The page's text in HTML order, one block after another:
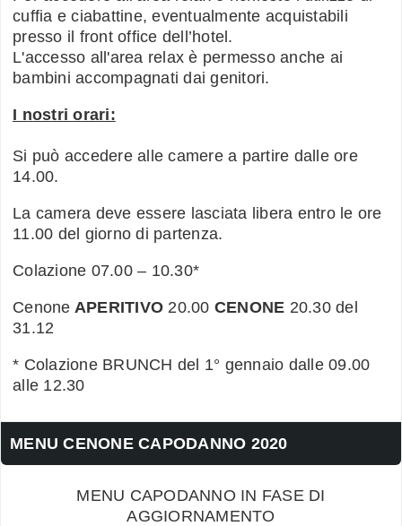
cuffia e ciabattine, eventualmente acquistabili
presso il front office dell’hotel.
L'accesso all'area relax è permesso anche ai
bambini accompagnati dai genitori.
I nostri orari:
Si può accedere alle camere a partire dalle ore
14.00.
La camera deve essere lasciata libera entro le ore
11.00 del giorno di partenza.
Colazione 07.00 – 10.30*
Cenone APERITIVO 20.00 CENONE 20.30 del
31.12
* Colazione BRUNCH del 1° gennaio dalle 09.00
alle 12.30
MENU CENONE CAPODANNO 2020
MENU CAPODANNO IN FASE DI
AGGIORNAMENTO